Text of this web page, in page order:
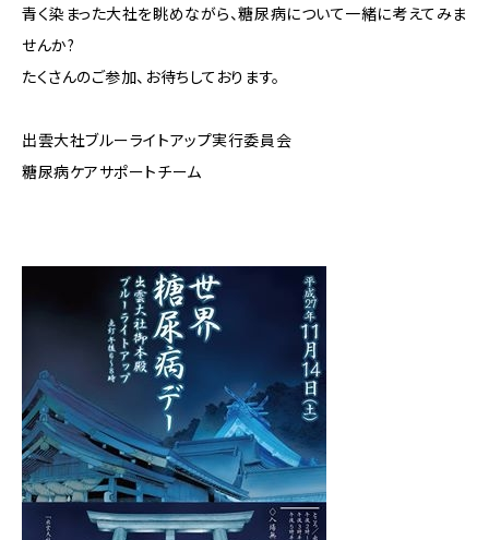
青く染まった大社を眺めながら、糖尿病について一緒に考えてみま
せんか?
たくさんのご参加、お待ちしております。
出雲大社ブルーライトアップ実行委員会
糖尿病ケアサポートチーム